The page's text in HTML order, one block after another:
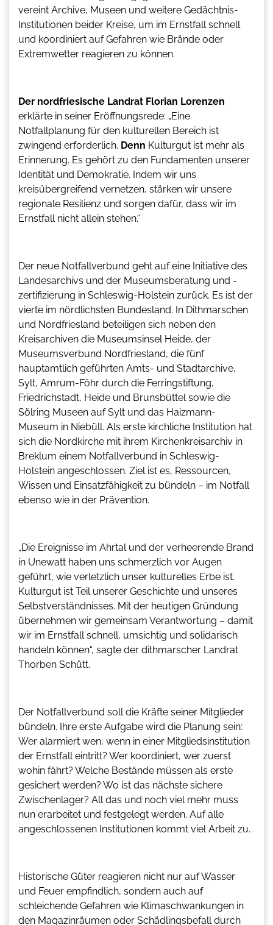
vereint Archive, Museen und weitere Gedächtnis-
Institutionen beider Kreise, um im Ernstfall schnell
und koordiniert auf Gefahren wie Brände oder
Extremwetter reagieren zu können.
Der nordfriesische Landrat Florian Lorenzen
erklärte in seiner Eröffnungsrede: „Eine
Notfallplanung für den kulturellen Bereich ist
zwingend erforderlich. Denn Kulturgut ist mehr als
Erinnerung. Es gehört zu den Fundamenten unserer
Identität und Demokratie. Indem wir uns
kreisübergreifend vernetzen, stärken wir unsere
regionale Resilienz und sorgen dafür, dass wir im
Ernstfall nicht allein stehen.“
Der neue Notfallverbund geht auf eine Initiative des
Landesarchivs und der Museumsberatung und -
zertifizierung in Schleswig-Holstein zurück. Es ist der
vierte im nördlichsten Bundesland. In Dithmarschen
und Nordfriesland beteiligen sich neben den
Kreisarchiven die Museumsinsel Heide, der
Museumsverbund Nordfriesland, die fünf
hauptamtlich geführten Amts- und Stadtarchive,
Sylt, Amrum-Föhr durch die Ferringstiftung,
Friedrichstadt, Heide und Brunsbüttel sowie die
Sölring Museen auf Sylt und das Haizmann-
Museum in Niebüll. Als erste kirchliche Institution hat
sich die Nordkirche mit ihrem Kirchenkreisarchiv in
Breklum einem Notfallverbund in Schleswig-
Holstein angeschlossen. Ziel ist es, Ressourcen,
Wissen und Einsatzfähigkeit zu bündeln – im Notfall
ebenso wie in der Prävention.
„Die Ereignisse im Ahrtal und der verheerende Brand
in Unewatt haben uns schmerzlich vor Augen
geführt, wie verletzlich unser kulturelles Erbe ist.
Kulturgut ist Teil unserer Geschichte und unseres
Selbstverständnisses. Mit der heutigen Gründung
übernehmen wir gemeinsam Verantwortung – damit
wir im Ernstfall schnell, umsichtig und solidarisch
handeln können“, sagte der dithmarscher Landrat
Thorben Schütt.
Der Notfallverbund soll die Kräfte seiner Mitglieder
bündeln. Ihre erste Aufgabe wird die Planung sein:
Wer alarmiert wen, wenn in einer Mitgliedsinstitution
der Ernstfall eintritt? Wer koordiniert, wer zuerst
wohin fährt? Welche Bestände müssen als erste
gesichert werden? Wo ist das nächste sichere
Zwischenlager? All das und noch viel mehr muss
nun erarbeitet und festgelegt werden. Auf alle
angeschlossenen Institutionen kommt viel Arbeit zu.
Historische Güter reagieren nicht nur auf Wasser
und Feuer empfindlich, sondern auch auf
schleichende Gefahren wie Klimaschwankungen in
den Magazinräumen oder Schädlingsbefall durch